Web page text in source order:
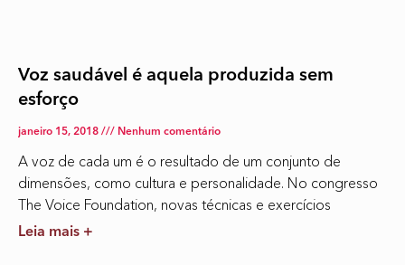
Voz saudável é aquela produzida sem
esforço
janeiro 15, 2018 Nenhum comentário
A voz de cada um é o resultado de um conjunto de
dimensões, como cultura e personalidade. No congresso
The Voice Foundation, novas técnicas e exercícios
Leia mais +